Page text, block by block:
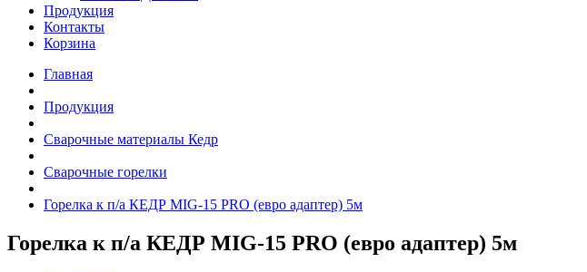
Продукция
Контакты
Корзина
Главная
Продукция
Сварочные материалы Кедр
Сварочные горелки
Горелка к п/а КЕДР MIG-15 PRO (евро адаптер) 5м
Горелка к п/а КЕДР MIG-15 PRO (евро адаптер) 5м